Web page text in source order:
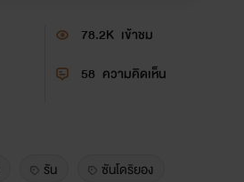
78.2K เข้าชม
58 ความคิดเห็น
รัน
ซันโดริยอง